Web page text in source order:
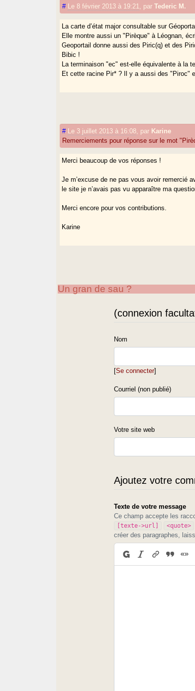
# Le 8 février 2013 à 19:21 parTederic M.
La carte d’état major consultable sur
Elle montre aussi un "Pirèque" à Léognan,
Geoportail donne aussi des Piric(q) et des
Bibic !
La terminaison "ec" est-elle équivalente à la
Et cette racine Pir* ? Il y a aussi des "Piroc"
# Le 3 juillet 2013 à 16:08 par Karine
Remerciements pour réponse sur le mot
Merci beaucoup de vos réponses !
Je m’excuse de ne pas vous avoir remercié
le site je n’avais pas vu apparaître ma
Merci encore pour vos contributions.
Karine
Un gran de sau ?
(connexion
Nom
[Se connecter]
Courriel (non publié)
Votre site web
Ajoutez votre
Texte de votre message
Ce champ accepte les
[texte->url]
<quote>
créer des paragraphes,